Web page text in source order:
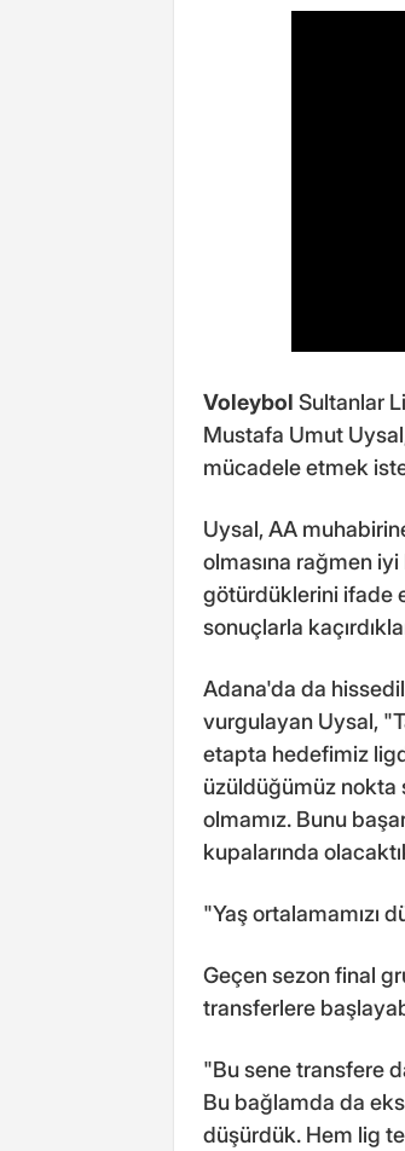
Voleybol Sultanlar
Mustafa Umut
mücadele etmek
Uysal, AA
olmasına rağmen
götürdüklerini ifade
sonuçlarla
Adana'da da
vurgulayan Uysal,
etapta hedefimiz
üzüldüğümüz nokta
olmamız. Bunu
kupalarında
"Yaş ortalamamızı
Geçen sezon final
transferlere
"Bu sene transfere
Bu bağlamda da
düşürdük. Hem lig